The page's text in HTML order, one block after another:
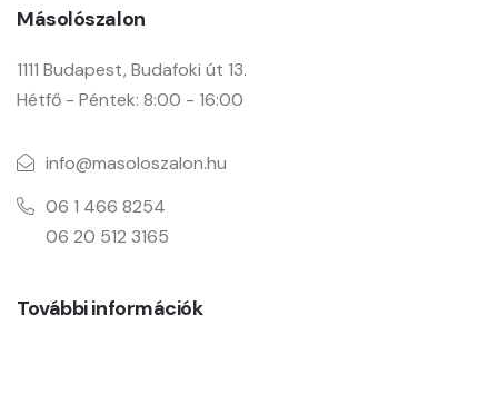
Másolószalon
1111 Budapest, Budafoki út 13.
Hétfő - Péntek: 8:00 - 16:00
info@masoloszalon.hu
06 1 466 8254
06 20 512 3165
További információk